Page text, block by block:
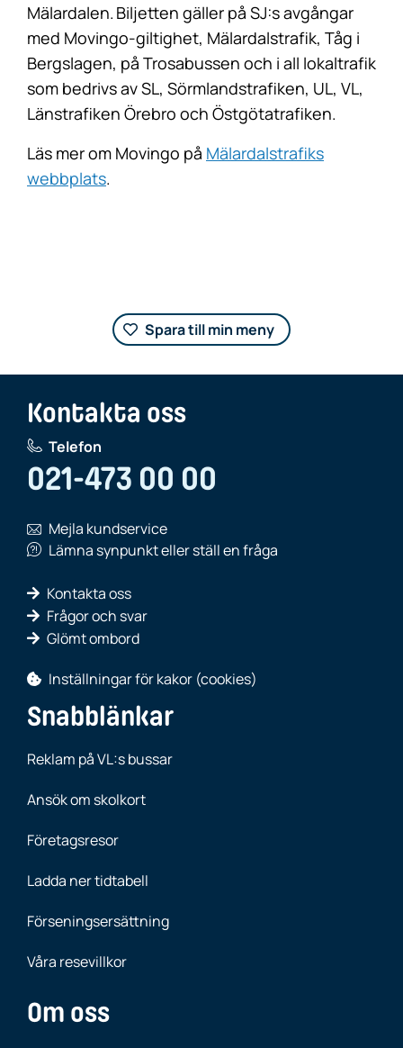
Mälardalen. Biljetten gäller på SJ:s avgångar
med Movingo-giltighet, Mälardalstrafik, Tåg i
Bergslagen, på Trosabussen och i all lokaltrafik
som bedrivs av SL, Sörmlandstrafiken, UL, VL,
Länstrafiken Örebro och Östgötatrafiken.
Läs mer om Movingo på Mälardalstrafiks
webbplats.
Spara till min meny
Kontakta oss
Telefon
021-473 00 00
Mejla kundservice
Lämna synpunkt eller ställ en fråga
Kontakta oss
Frågor och svar
Glömt ombord
Inställningar för kakor (cookies)
Snabblänkar
Reklam på VL:s bussar
Ansök om skolkort
Företagsresor
Ladda ner tidtabell
Förseningsersättning
Våra resevillkor
Om oss